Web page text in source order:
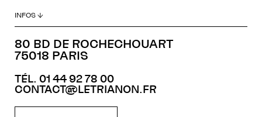
INFOS ↓
80 BD DE ROCHECHOUART
75018 PARIS
TÉL. 01 44 92 78 00
CONTACT@LETRIANON.FR